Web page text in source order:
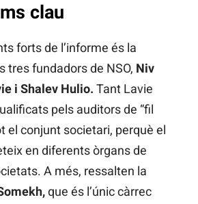
clau
forts de l’informe és la
tres fundadors de NSO, Niv
i Shalev Hulio. Tant Lavie
pels auditors de “fil
el conjunt societari, perquè el
en diferents òrgans de
A més, ressalten la
que és l’únic càrrec